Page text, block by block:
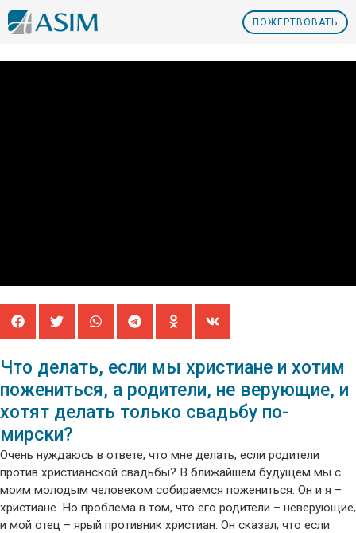
ПOЖЕРТВОВАТЬ
Что делать, если мы христиане и хотим
пожениться, а родители, не верующие, и
хотят делать только свадьбу по-
мирски?
Очень нуждаюсь в ответе, что мне делать, если родители
против христианской свадьбы? В ближайшем будущем мы с
моим молодым человеком собираемся пожениться. Он и я –
христиане. Но проблема в том, что его родители – неверующие,
и мой отец – ярый противник христиан. Он сказал, что если